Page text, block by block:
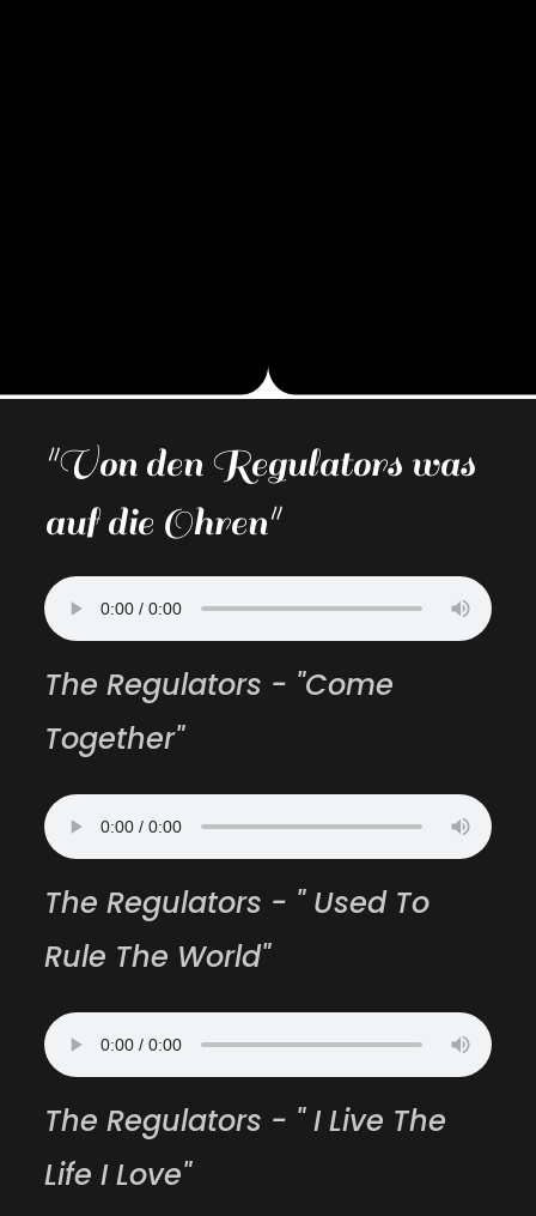
"Von den Regulators was
auf die Ohren"
The Regulators - "Come
Together"
The Regulators - " Used To
Rule The World"
The Regulators - " I Live The
Life I Love"